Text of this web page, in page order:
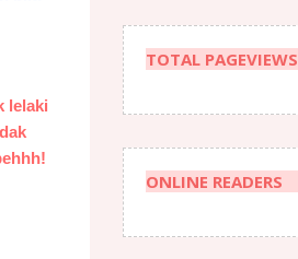
lelaki
TOTAL PAGEVIEWS
ONLINE READERS